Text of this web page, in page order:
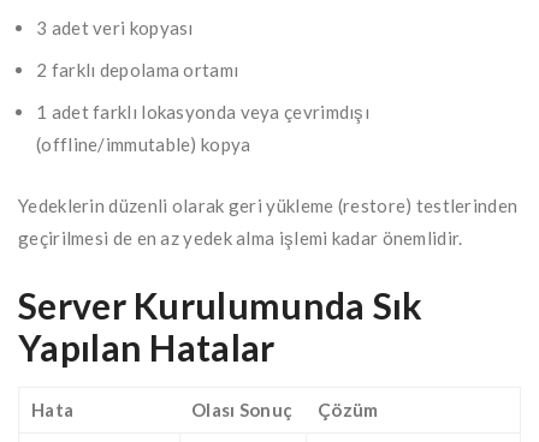
3 adet veri kopyası
2 farklı depolama ortamı
1 adet farklı lokasyonda veya çevrimdışı
(offline/immutable) kopya
Yedeklerin düzenli olarak geri yükleme (restore) testlerinden
geçirilmesi de en az yedek alma işlemi kadar önemlidir.
Server Kurulumunda Sık
Yapılan Hatalar
Hata Olası Sonuç Çözüm